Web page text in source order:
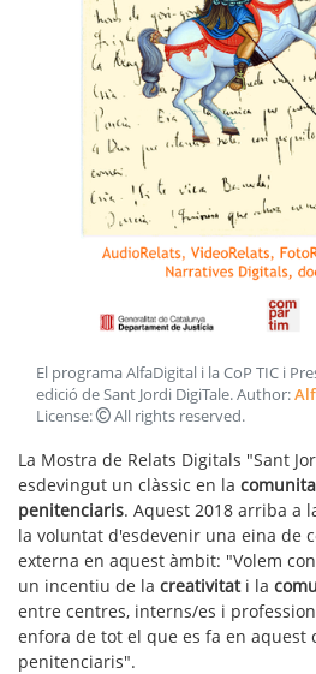
El programa AlfaDigital i la CoP TIC i
edició de Sant Jordi DigiTale. Author:
License:
All rights reserved.
La Mostra de Relats Digitals "Sant
esdevingut un clàssic en la
penitenciaris. Aquest 2018 arriba a
la voluntat d'esdevenir una eina de
externa en aquest àmbit: "Volem
un incentiu de la creativitati la
entre centres, interns/es i
enfora de tot el que es fa en aquest
penitenciaris".